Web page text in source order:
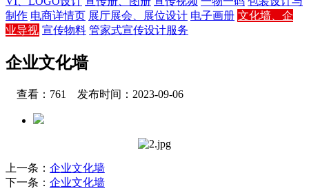
制作 电商详情页 展厅展会、展位设计 电子画册 文化墙、企
业导视 宣传物料 管家式宣传设计服务
企业文化墙
查看：761 发布时间：2023-09-06
上一条： 企业文化墙
下一条： 企业文化墙